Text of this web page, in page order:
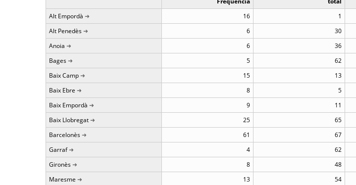
Alt Empordà
16 1
Alt Penedès
6 30
Anoia
6 36
Bages
5 62
Baix Camp
15 13
Baix Ebre
8 5
Baix Empordà
9 11
Baix Llobregat
25 65
Barcelonès
61 67
Garraf
4 62
Gironès
8 48
Maresme
13 54